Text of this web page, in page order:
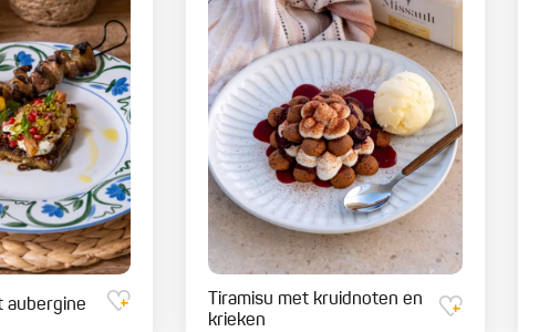
aubergine
Tiramisu met kruidnoten en
krieken